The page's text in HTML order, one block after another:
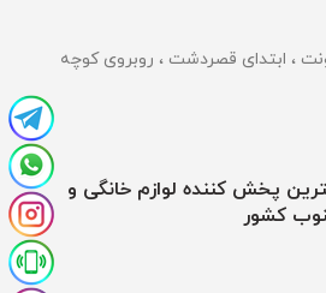
، ابتدای قصردشت ، روبروی کوچه
پخش کننده لوازم خانگی و
کشور